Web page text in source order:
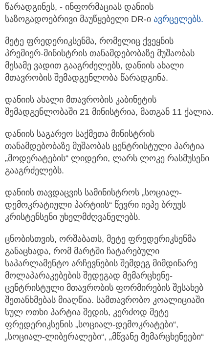
წარადგინეს, - ინფორმაციას დანიის
საზოგადოებრივი მაუწყებელი DR-ი ავრცელებს.
მეტე ფრედერიკსენმა, რომელიც ქვეყნის
პრემიერ-მინისტრის თანამდებობაზე მუშაობას
მესამე ვადით გააგრძელებს, დანიის ახალი
მთავრობის შემადგენლობა წარადგინა.
დანიის ახალი მთავრობის კაბინეტის
შემადგენლობაში 21 მინისტრია, მათგან 11 ქალია.
დანიის საგარეო საქმეთა მინისტრის
თანამდებობაზე მუშაობას ცენტრისტული პარტია
„მოდერატების“ ლიდერი, ლარს ლოკე რასმუსენი
გააგრძელებს.
დანიის თავდაცვის სამინისტროს „სოციალ-
დემოკრატიული პარტიის“ წევრი იეპე ბრუუს
კრისტენსენი უხელმძღვანელებს.
ცნობისთვის, ორშაბათს, მეტე ფრედერიკსენმა
განაცხადა, რომ მარტში ჩატარებული
საპარლამენტო არჩევნების შემდეგ მიმდინარე
მოლაპარაკებების შედეგად მემარცხენე-
ცენტრისტული მთავრობის ფორმირების შესახებ
შეთანხმებას მიაღწია. სამთავრობო კოალიციაში
სულ ოთხი პარტია შედის, კერძოდ მეტე
ფრედერიკსენის „სოციალ-დემოკრატები“,
„სოციალ-ლიბერალები“, „მწვანე მემარცხენეები“